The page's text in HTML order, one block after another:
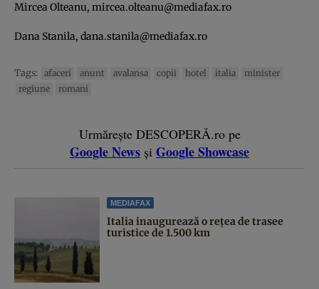
Mircea Olteanu, mircea.olteanu@mediafax.ro
Dana Stanila, dana.stanila@mediafax.ro
Tags: afaceri anunt avalansa copii hotel italia
minister
regiune
romani
Urmărește DESCOPERĂ.ro pe
Google News și Google Showcase
MEDIAFAX
Italia inaugurează o rețea de trasee
turistice de 1.500 km